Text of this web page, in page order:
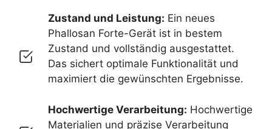
Zustand und Leistung: Ein neues
Phallosan Forte-Gerät ist in bestem
Zustand und vollständig ausgestattet.
Das sichert optimale Funktionalität und
maximiert die gewünschten Ergebnisse.
Hochwertige Verarbeitung: Hochwertige
Materialien und präzise Verarbeitung